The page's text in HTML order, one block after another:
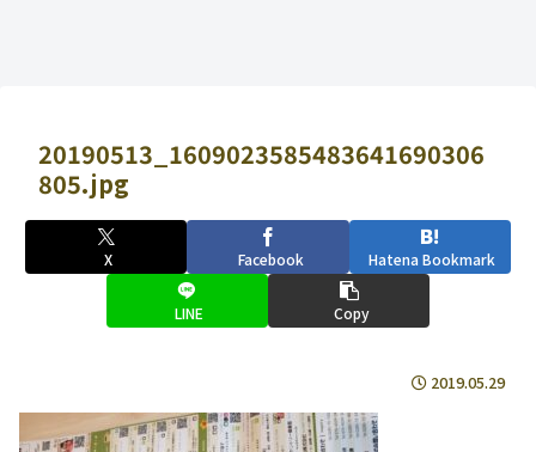
20190513_1609023585483641690306
805.jpg
X Facebook Hatena Bookmark
LINE Copy
2019.05.29